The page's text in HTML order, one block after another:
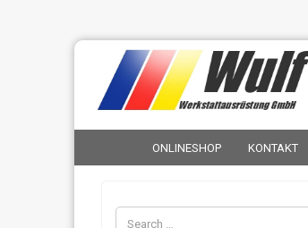
ONLINESHOP KONTAKT
Suchen
nach: